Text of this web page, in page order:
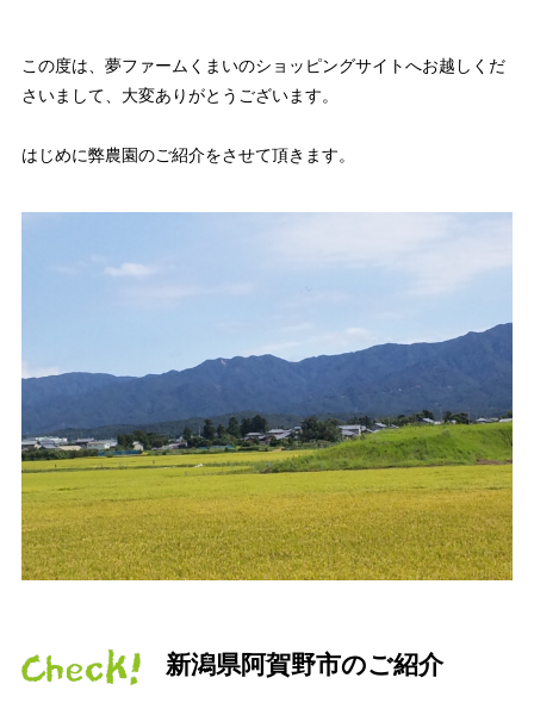
この度は、夢ファームくまいのショッピングサイトへお越しくだ
さいまして、大変ありがとうございます。
はじめに弊農園のご紹介をさせて頂きます。
新潟県阿賀野市のご紹介